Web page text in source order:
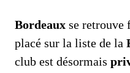
Bordeaux se retrouve
placé sur la liste de la
club est désormais